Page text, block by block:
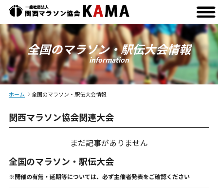
全国のマラソン・駅伝大会情報
information
ホーム 全国のマラソン・駅伝大会情報
関西マラソン協会関連大会
まだ記事がありません
全国のマラソン・駅伝大会
※開催の有無・延期等については、必ず主催者発表をご確認ください